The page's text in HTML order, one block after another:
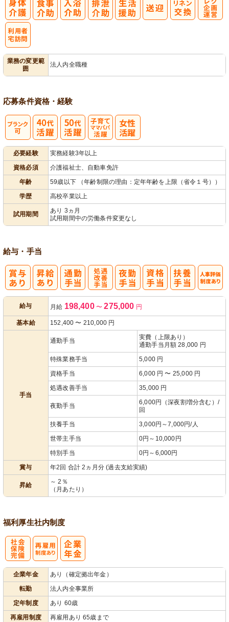
業務の変更範
囲
法人内全職種
応募条件資格・経験
必要経験
実務経験3年以上
資格必須
介護福祉士、自動車免許
年齢
59歳以下 （年齢制限の理由：定年年齢を上限（省令１号））
学歴
高校卒業以上
試用期間
あり 3ヵ月
試用期間中の労働条件変更なし
給与・手当
給与 月給 198,400 〜 275,000 円
基本給 152,400 〜 210,000 円
手当
通勤手当
実費（上限あり）
通勤手当月額 28,000 円
特殊業務手当
5,000 円
資格手当
6,000 円 〜 25,000 円
処遇改善手当
35,000 円
夜勤手当
6,000円（深夜割増分含む）/
回
扶養手当
3,000円～7,000円/人
世帯主手当
0円～10,000円
特別手当
0円～6,000円
賞与
年2回 合計 2ヵ月分 (過去支給実績)
昇給
～ 2％
（月あたり）
福利厚生社内制度
企業年金
あり（確定拠出年金）
転勤
法人内全事業所
定年制度
あり 60歳
再雇用制度
再雇用あり 65歳まで